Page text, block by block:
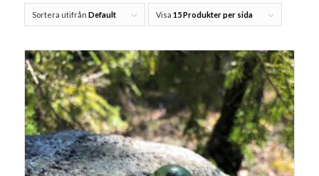
Sortera utifrån Default Visa 15 Produkter per sida